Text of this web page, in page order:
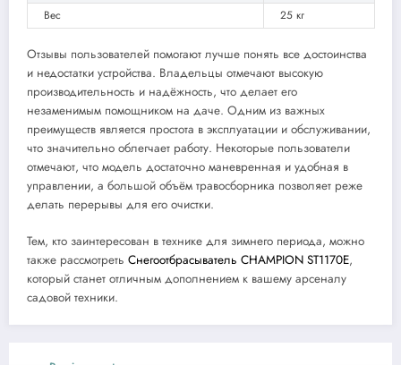
Вес
25 кг
Отзывы пользователей помогают лучше понять все достоинства
и недостатки устройства. Владельцы отмечают высокую
производительность и надёжность, что делает его
незаменимым помощником на даче. Одним из важных
преимуществ является простота в эксплуатации и обслуживании,
что значительно облегчает работу. Некоторые пользователи
отмечают, что модель достаточно маневренная и удобная в
управлении, а большой объём травосборника позволяет реже
делать перерывы для его очистки.
Тем, кто заинтересован в технике для зимнего периода, можно
также рассмотреть Снегоотбрасыватель CHAMPION ST1170E,
который станет отличным дополнением к вашему арсеналу
садовой техники.